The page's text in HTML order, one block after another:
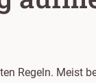
Regeln. Meist